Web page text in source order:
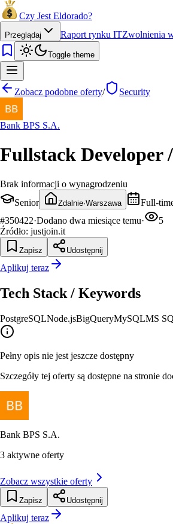
Czy Jest Eldorado?
Przeglądaj Raport rynku ITZwolnienia
Toggle theme
Zobacz podobne oferty/ Security
Bank BPS S.A.
Fullstack Developer
Brak informacji o wynagrodzeniu
Senior
Zdalnie·Warszawa Full-
#350422·Dodano dwa miesiące temu·
5
Źródło: justjoin.it
Zapisz Udostępnij
Aplikuj teraz
Tech Stack / Keywords
PostgreSQLNode.jsBigQueryMySQLMS
Pełny opis nie jest jeszcze dostępny
Szczegóły tej oferty są dostępne na stronie
Bank BPS S.A.
3 aktywne oferty
Zobacz wszystkie oferty
Zapisz Udostępnij
Aplikuj teraz